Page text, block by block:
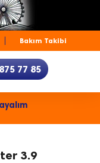
Bakım Takibi
77 85
3.9